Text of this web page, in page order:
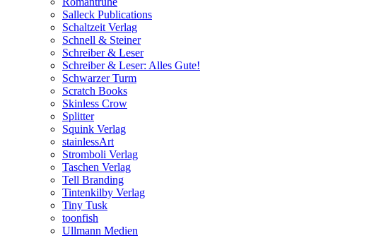
Salleck Publications
Schaltzeit Verlag
Schnell & Steiner
Schreiber & Leser
Schreiber & Leser: Alles Gute!
Schwarzer Turm
Scratch Books
Skinless Crow
Splitter
Squink Verlag
stainlessArt
Stromboli Verlag
Taschen Verlag
Tell Branding
Tintenkilby Verlag
Tiny Tusk
toonfish
Ullmann Medien